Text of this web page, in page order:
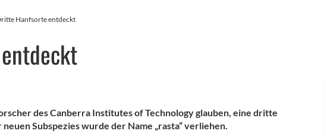
Hanfsorte entdeckt
des Canberra Institutes of Technology glauben, eine dritte
Subspezies wurde der Name „rasta“ verliehen.